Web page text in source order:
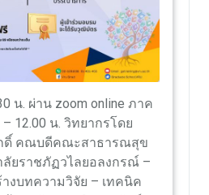
น. ผ่าน zoom online ภาค
– 12.00 น. วิทยากรโดย
ดิ์ คณบดีคณะสาธารณสุข
ยราชภัฏวไลยอลงกรณ์ –
างบทความวิจัย – เทคนิค